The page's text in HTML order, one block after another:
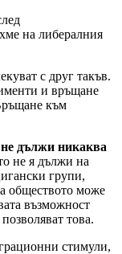
на либералния
с друг такъв.
и връщане
към
дължи никаква
не я дължи на
групи,
обществото може
възможност
това.
стимули,